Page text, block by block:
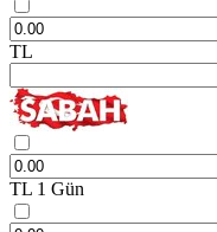
TL
TL 1 Gün